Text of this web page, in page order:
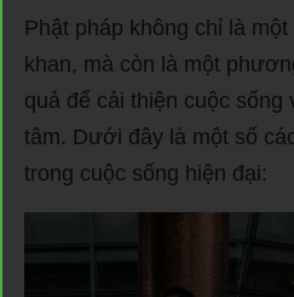
Phật pháp không chỉ là
khan, mà còn là một
quả để cải thiện cuộc
tâm. Dưới đây là một số
trong cuộc sống hiện đại: